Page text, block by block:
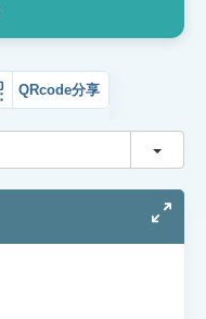
QRcode分享
切換